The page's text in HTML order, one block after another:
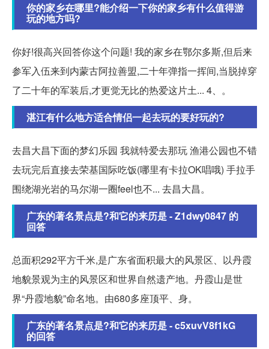
你的家乡在哪里?能介绍一下你的家乡有什么值得游
玩的地方吗?
你好!很高兴回答你这个问题! 我的家乡在鄂尔多斯,但后来
参军入伍来到内蒙古阿拉善盟,二十年弹指一挥间,当脱掉穿
了二十年的军装后,才更觉无比的热爱这片土... 4、。
湛江有什么地方适合情侣一起去玩的要好玩的?
去昌大昌下面的梦幻乐园 我就特爱去那玩 渔港公园也不错
去玩完后直接去荣基国际吃饭(哪里有卡拉OK唱哦) 手拉手
围绕湖光岩的马尔湖一圈feel也不... 去昌大昌。
广东的著名景点是?和它的来历是 - Z1dwy0847 的
回答
总面积292平方千米,是广东省面积最大的风景区、以丹霞
地貌景观为主的风景区和世界自然遗产地。丹霞山是世
界“丹霞地貌”命名地。由680多座顶平、身。
广东的著名景点是?和它的来历是 - c5xuvV8f1kG
的回答